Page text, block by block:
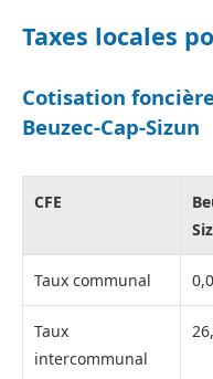
Taxes locales
Cotisation
Beuzec-Cap-Sizun
CFE
Taux communal
Taux
intercommunal